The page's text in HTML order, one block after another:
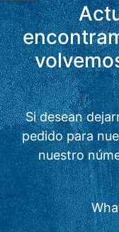
Si desean
pedido para
nuestro